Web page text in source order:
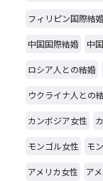
フィリピン国際結
中国国際結婚 中
ロシア人との結婚
ウクライナ人との
カンボジア女性
モンゴル女性 モ
アメリカ女性 ア